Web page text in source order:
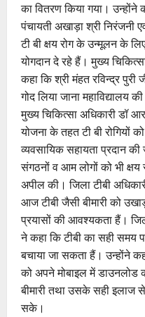
का वितरण किया गया। उन्होंने
पंचायती अखाड़ा श्री निरंजनी
टी बी क्षय रोग के उन्मूलन के
योगदान दे रहे हैं। मुख्य
कहा कि श्री मंहत रविन्द्र पुरी
गोद लिया जाना महाविद्यालय
मुख्य चिकित्सा अधिकारी डॉ
योजना के तहत टी बी रोगियों
व्यवसायिक सहायता प्रदान
संगठनों व आम लोगों को भी
अपील की। जिला टीबी
आज टीबी जैसी बीमारी को
प्रयासों की आवश्यकता हैं।
ने कहा कि टीबी का सही समय
बचाया जा सकता हैं। उन्होंने
को अपने मोबाइल में डाउनलोड
बीमारी तथा उसके सही इलाज
सके।